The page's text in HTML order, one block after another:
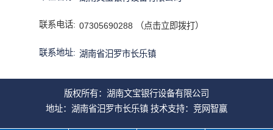
联系电话: 07305690288 （点击立即拨打）
联系地址: 湖南省汨罗市长乐镇
版权所有：湖南文宝银行设备有限公司
地址：湖南省汨罗市长乐镇 技术支持： 竞网智赢